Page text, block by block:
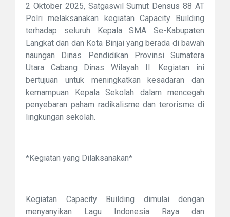
2 Oktober 2025, Satgaswil Sumut Densus 88 AT
Polri melaksanakan kegiatan Capacity Building
terhadap seluruh Kepala SMA Se-Kabupaten
Langkat dan dan Kota Binjai yang berada di bawah
naungan Dinas Pendidikan Provinsi Sumatera
Utara Cabang Dinas Wilayah II. Kegiatan ini
bertujuan untuk meningkatkan kesadaran dan
kemampuan Kepala Sekolah dalam mencegah
penyebaran paham radikalisme dan terorisme di
lingkungan sekolah.
*Kegiatan yang Dilaksanakan*
Kegiatan Capacity Building dimulai dengan
menyanyikan Lagu Indonesia Raya dan